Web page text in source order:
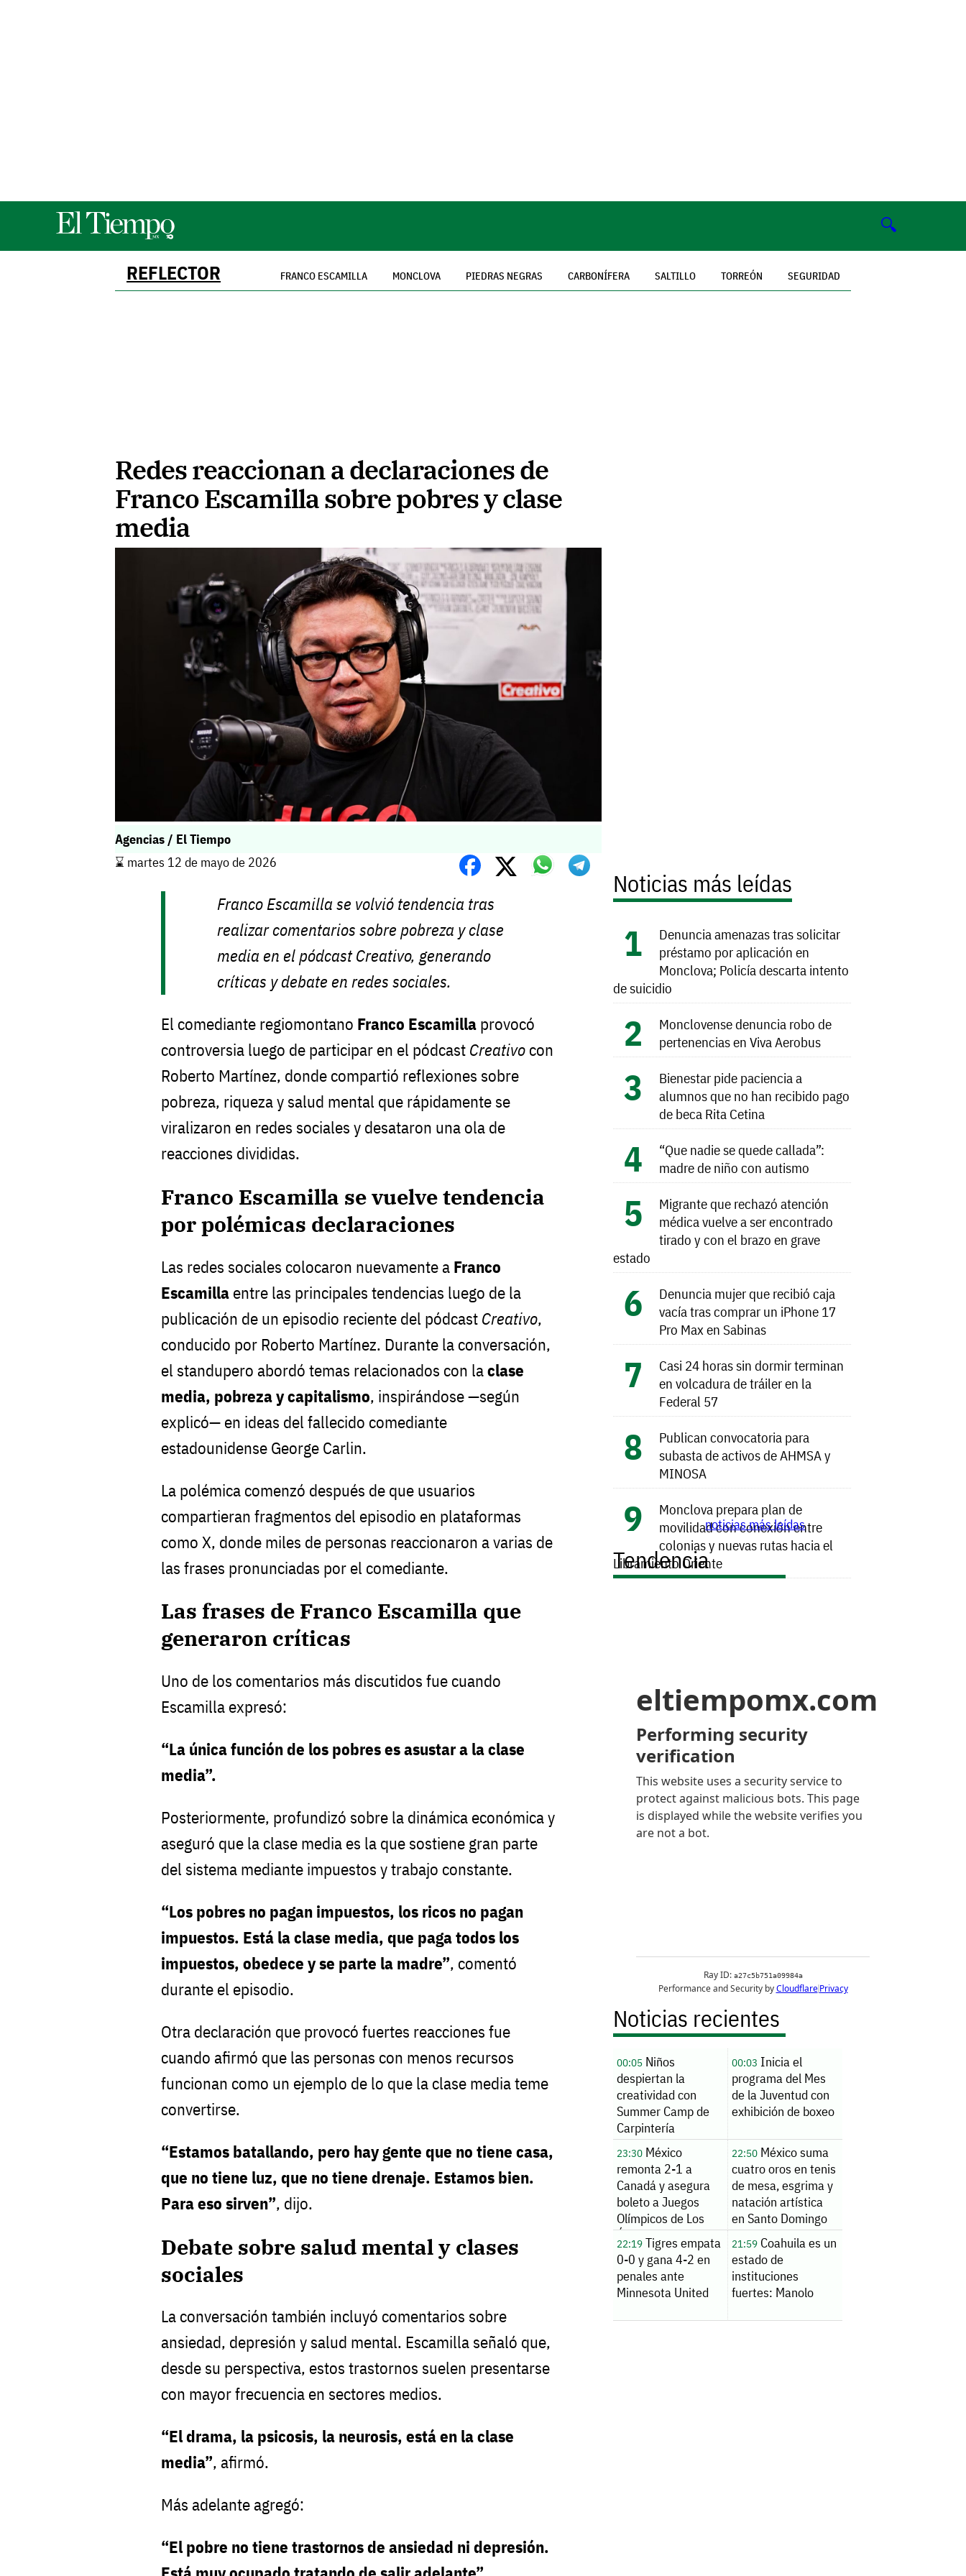
🔍
REFLECTOR FRANCO ESCAMILLA MONCLOVA PIEDRAS NEGRAS CARBONÍFERA SALTILLO TORREÓN SEGURIDAD
Redes reaccionan a declaraciones de
Franco Escamilla sobre pobres y clase
media
Agencias / El Tiempo
⌛️ martes 12 de mayo de 2026
Franco Escamilla se volvió tendencia tras
realizar comentarios sobre pobreza y clase
media en el pódcast Creativo, generando
críticas y debate en redes sociales.
El comediante regiomontano Franco Escamilla provocó
controversia luego de participar en el pódcast Creativo con
Roberto Martínez, donde compartió reflexiones sobre
pobreza, riqueza y salud mental que rápidamente se
viralizaron en redes sociales y desataron una ola de
reacciones divididas.
Franco Escamilla se vuelve tendencia
por polémicas declaraciones
Las redes sociales colocaron nuevamente a Franco
Escamilla entre las principales tendencias luego de la
publicación de un episodio reciente del pódcast Creativo,
conducido por Roberto Martínez. Durante la conversación,
el standupero abordó temas relacionados con laclase
media, pobreza y capitalismo, inspirándose —según
explicó— en ideas del fallecido comediante
estadounidense George Carlin.
La polémica comenzó después de que usuarios
compartieran fragmentos del episodio en plataformas
como X, donde miles de personas reaccionaron a varias de
las frases pronunciadas por el comediante.
Las frases de Franco Escamilla que
generaron críticas
Uno de los comentarios más discutidos fue cuando
Escamilla expresó:
“La única función de los pobres es asustar a la clase
media”.
Posteriormente, profundizó sobre la dinámica económica y
aseguró que la clase media es la que sostiene gran parte
del sistema mediante impuestos y trabajo constante.
“Los pobres no pagan impuestos, los ricos no pagan
impuestos. Está la clase media, que paga todos los
impuestos, obedece y se parte la madre”, comentó
durante el episodio.
Otra declaración que provocó fuertes reacciones fue
cuando afirmó que las personas con menos recursos
funcionan como un ejemplo de lo que la clase media teme
convertirse.
“Estamos batallando, pero hay gente que no tiene casa,
que no tiene luz, que no tiene drenaje. Estamos bien.
Para eso sirven”, dijo.
Debate sobre salud mental y clases
sociales
La conversación también incluyó comentarios sobre
ansiedad, depresión y salud mental. Escamilla señaló que,
desde su perspectiva, estos trastornos suelen presentarse
con mayor frecuencia en sectores medios.
“El drama, la psicosis, la neurosis, está en la clase
media”, afirmó.
Más adelante agregó:
“El pobre no tiene trastornos de ansiedad ni depresión.
Noticias más leídas
Denuncia amenazas tras solicitar
préstamo por aplicación en
Monclova; Policía descarta intento
de suicidio
Monclovense denuncia robo de
pertenencias en Viva Aerobus
Bienestar pide paciencia a
alumnos que no han recibido pago
de beca Rita Cetina
“Que nadie se quede callada”:
madre de niño con autismo
Migrante que rechazó atención
médica vuelve a ser encontrado
tirado y con el brazo en grave
estado
Denuncia mujer que recibió caja
vacía tras comprar un iPhone 17
Pro Max en Sabinas
Casi 24 horas sin dormir terminan
en volcadura de tráiler en la
Federal 57
Publican convocatoria para
subasta de activos de AHMSA y
MINOSA
Monclova prepara plan de
movilidad con conexión entre
colonias y nuevas rutas hacia el
Libramiento Oriente
noticias más leídas
Tendencia
Noticias recientes
00:05 Niños
despiertan la
creatividad con
Summer Camp de
Carpintería
00:03 Inicia el
programa del Mes
de la Juventud con
exhibición de boxeo
23:30 México
remonta 2-1 a
Canadá y asegura
boleto a Juegos
Olímpicos de Los
Ángeles 2028
22:50México suma
cuatro oros en tenis
de mesa, esgrima y
natación artística
en Santo Domingo
22:19 Tigres empata
0-0 y gana 4-2 en
penales ante
Minnesota United
21:59Coahuila es un
estado de
instituciones
fuertes: Manolo